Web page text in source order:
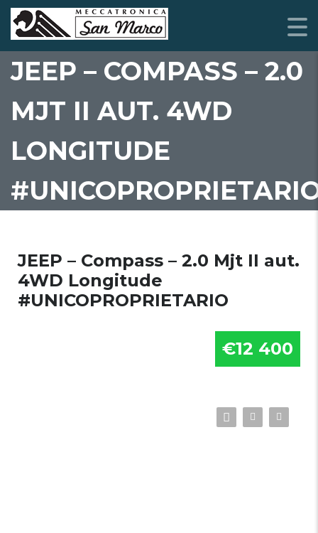
JEEP – COMPASS – 2.0
MJT II AUT. 4WD
LONGITUDE
JEEP – Compass – 2.0 Mjt II aut.
4WD Longitude
#UNICOPROPRIETARIO
€12 400